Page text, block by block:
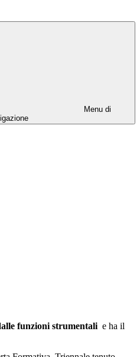
Menu di
funzioni strumentali e ha il